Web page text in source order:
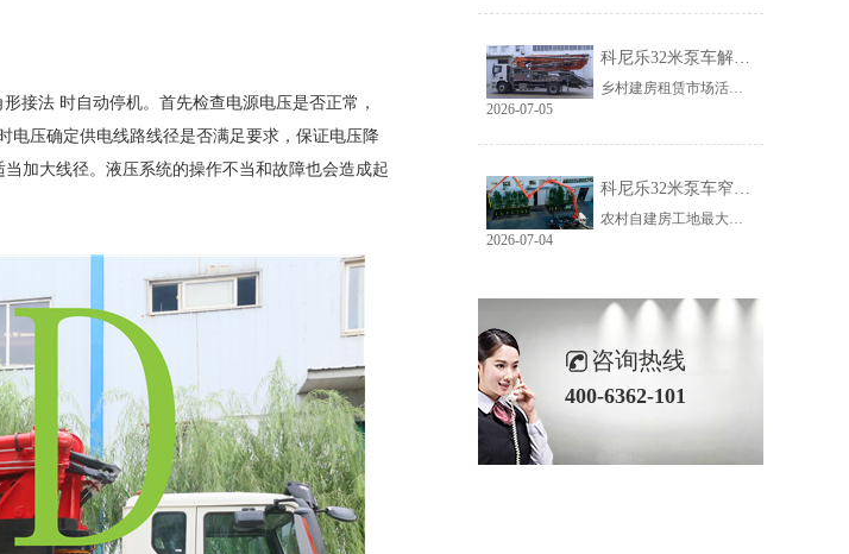
形接法 时自动停机。首先检查电源电压是否正常，
电压确定供电线路线径是否满足要求，保证电压降
加大线径。液压系统的操作不当和故障也会造成起
科尼乐32米泵车解决乡村窄巷通行难题
乡村建房租赁市场活源充足，但普遍存在路况差、场地窄、就位难等问题。传统大臂架泵车车身宽、轴距长、支腿占用空间大，受限于乡村路况，大量乡镇工地无法进场施工，导致很多租赁老板明明有活却接不到，严重限制接单范围与全年收益。科尼乐32米泵车从结构层面专项优化，彻底破解乡村窄巷通行、就位、施工三大痛点。
2026-07-05
科尼乐32米泵车窄巷施工优势解析
农村自建房工地最大的特点就是空间受限，巷道窄、院落小、障碍物多。市面上多数常规泵车车身尺寸大、支腿跨度宽，往往出现能进村、进不了院、进院不能施工的尴尬情况，最后只能人工接管浇筑，施工慢、人工贵、甲方满意度低。想要拿下乡镇窄场活源，设备的窄巷适配能力是关键，科尼乐32米泵车针对性优化狭小场地性能，完美适配农村复杂工况。
2026-07-04
咨询热线
400-6362-101